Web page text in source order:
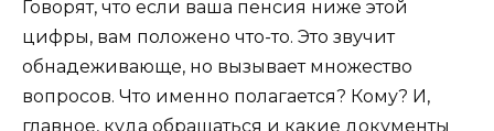
Говорят, что если ваша пенсия ниже этой
цифры, вам положено что-то. Это звучит
обнадеживающе, но вызывает множество
вопросов. Что именно полагается? Кому? И,
главное, куда обращаться и какие документы